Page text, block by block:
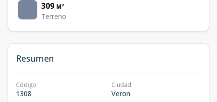
309 M²
Terreno
Resumen
Código:
1308
Ciudad:
Veron